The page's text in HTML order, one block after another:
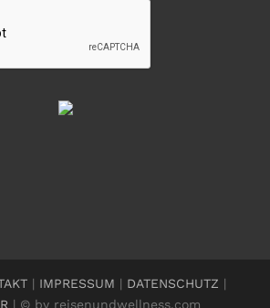
| IMPRESSUM | DATENSCHUTZ |
| © by reisenundwellness.com